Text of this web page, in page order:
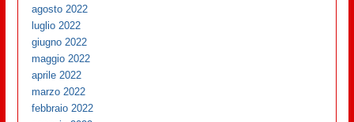
agosto 2022
luglio 2022
giugno 2022
maggio 2022
aprile 2022
marzo 2022
febbraio 2022